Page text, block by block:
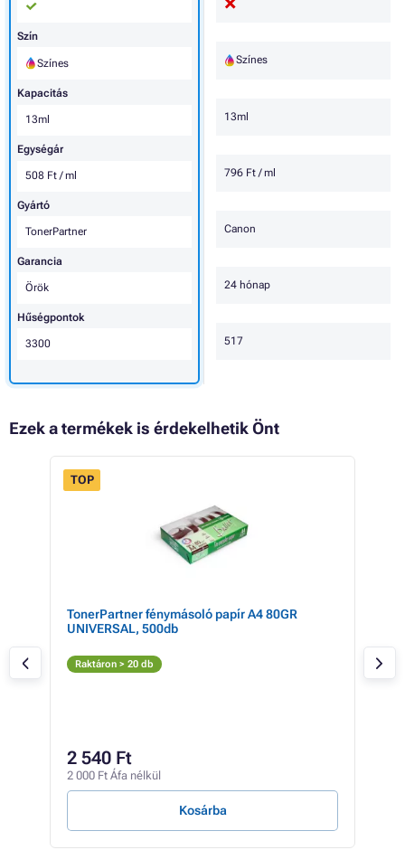
Színes
13ml
796 Ft / ml
Canon
24 hónap
517
Szín
Színes
Kapacitás
13ml
Egységár
508 Ft / ml
Gyártó
TonerPartner
Garancia
Örök
Hűségpontok
3300
Ezek a termékek is érdekelhetik Önt
TOP
TonerPartner fénymásoló papír A4 80GR
UNIVERSAL, 500db
Raktáron > 20 db
2 540 Ft
2 000 Ft Áfa nélkül
Kosárba